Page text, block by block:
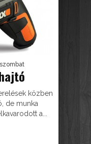
közben
de munka
a...